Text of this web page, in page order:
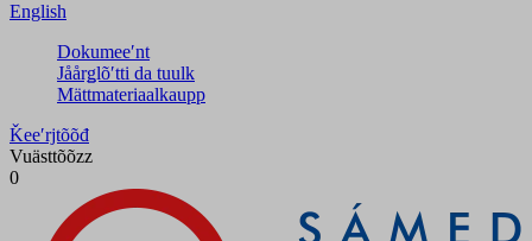
English
Dokumeeʹnt
Jåårǥlõʹtti da tuulk
Mättmateriaalkaupp
Ǩeeʹrjtõõđ
Vuästtõõzz
0